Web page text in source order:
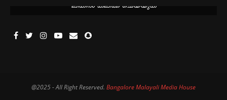
ലിങ്കിൽ ക്ലിക്ക് ചെയ്യുക
@2025 - All Right Reserved. Bangalore Malayali Media House